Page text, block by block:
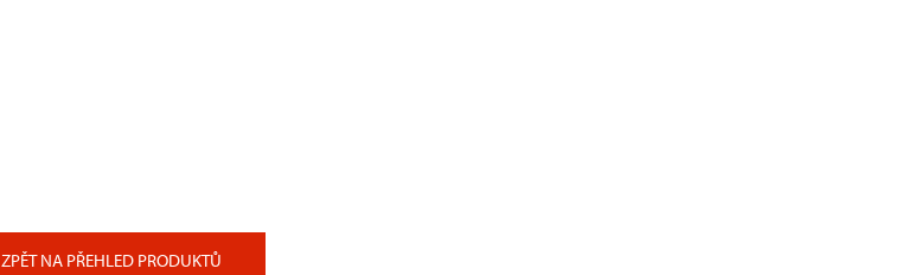
ZPĚT NA PŘEHLED PRODUKTŮ